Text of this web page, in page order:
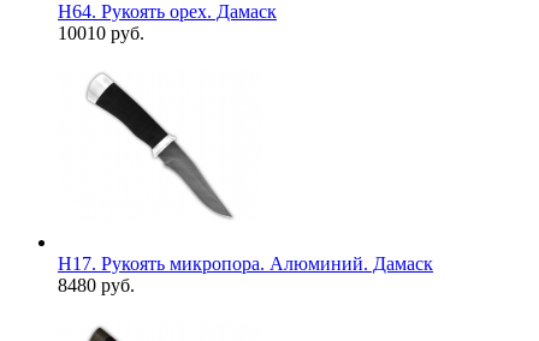
Н64. Рукоять орех. Дамаск
10010 руб.
Н17. Рукоять микропора. Алюминий. Дамаск
8480 руб.